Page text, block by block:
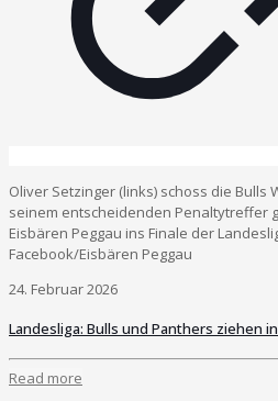
Oliver Setzinger (links) schoss die Bulls
seinem entscheidenden Penaltytreffer
Eisbären Peggau ins Finale der
Facebook/Eisbären Peggau
24. Februar 2026
Landesliga: Bulls und Panthers ziehen
Read more